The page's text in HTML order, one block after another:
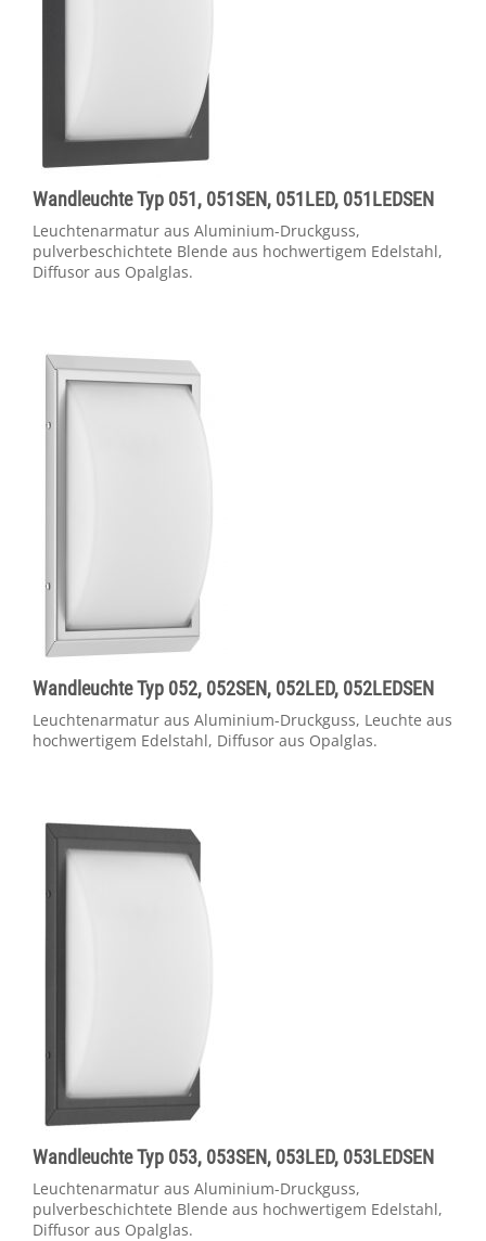
Wandleuchte Typ 051, 051SEN, 051LED, 051LEDSEN
Leuchtenarmatur aus Aluminium-Druckguss,
pulverbeschichtete Blende aus hochwertigem Edelstahl,
Diffusor aus Opalglas.
Wandleuchte Typ 052, 052SEN, 052LED, 052LEDSEN
Leuchtenarmatur aus Aluminium-Druckguss, Leuchte aus
hochwertigem Edelstahl, Diffusor aus Opalglas.
Wandleuchte Typ 053, 053SEN, 053LED, 053LEDSEN
Leuchtenarmatur aus Aluminium-Druckguss,
pulverbeschichtete Blende aus hochwertigem Edelstahl,
Diffusor aus Opalglas.